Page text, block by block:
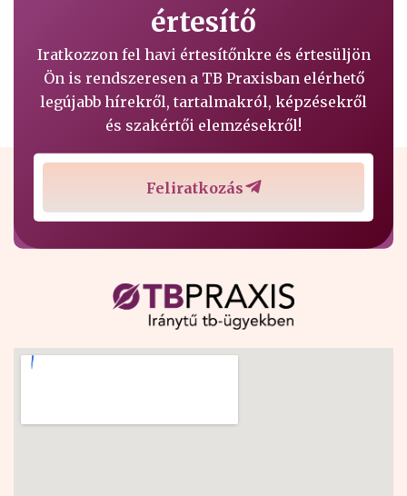
értesítő
Iratkozzon fel havi értesítőnkre és értesüljön
Ön is rendszeresen a TB Praxisban elérhető
legújabb hírekről, tartalmakról, képzésekről
és szakértői elemzésekről!
Feliratkozás